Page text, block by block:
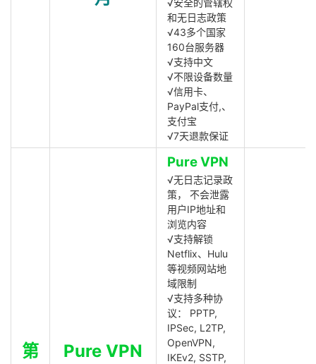
√安全的管辖权
和无日志政策
√43多个国家
160台服务器
√支持中文
√不限设备数量
√信用卡、
PayPal支付,、
支付宝
√7天退款保证
第
Pure VPN
Pure VPN
√无日志记录政
策， 不会泄露
用户IP地址和
浏览内容
√支持解锁
Netflix、Hulu
等视频网站地
域限制
√支持多种协
议： PPTP,
IPSec, L2TP,
OpenVPN,
IKEv2, SSTP,